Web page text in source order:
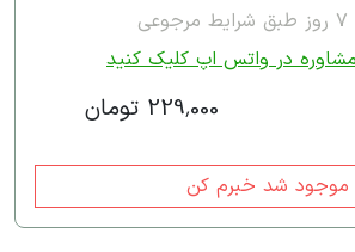
در واتس اپ کلیک کنید
229,000 تومان
موجود شد خبرم کن